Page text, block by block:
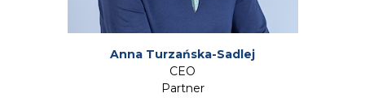
Anna Turzańska-Sadlej
CEO
Partner